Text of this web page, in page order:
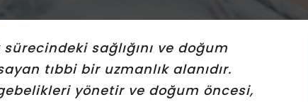
sağlığını ve doğum
tıbbi bir uzmanlık alanıdır.
yönetir ve doğum öncesi,